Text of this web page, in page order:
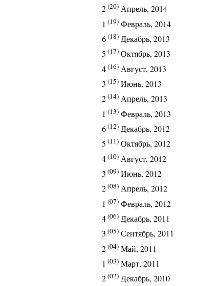
2(20) Апрель, 2014
1 (19) Февраль, 2014
6(18) Декабрь, 2013
5 (17) Октябрь, 2013
4(16) Август, 2013
3 (15) Июнь, 2013
2(14) Апрель, 2013
1 (13) Февраль, 2013
6(12) Декабрь, 2012
5 (11) Октябрь, 2012
4(10) Август, 2012
3 (09) Июнь, 2012
2(08) Апрель, 2012
1 (07) Февраль, 2012
4(06) Декабрь, 2011
3 (05) Сентябрь, 2011
2(04) Май, 2011
1 (03) Март, 2011
2(02) Декабрь, 2010